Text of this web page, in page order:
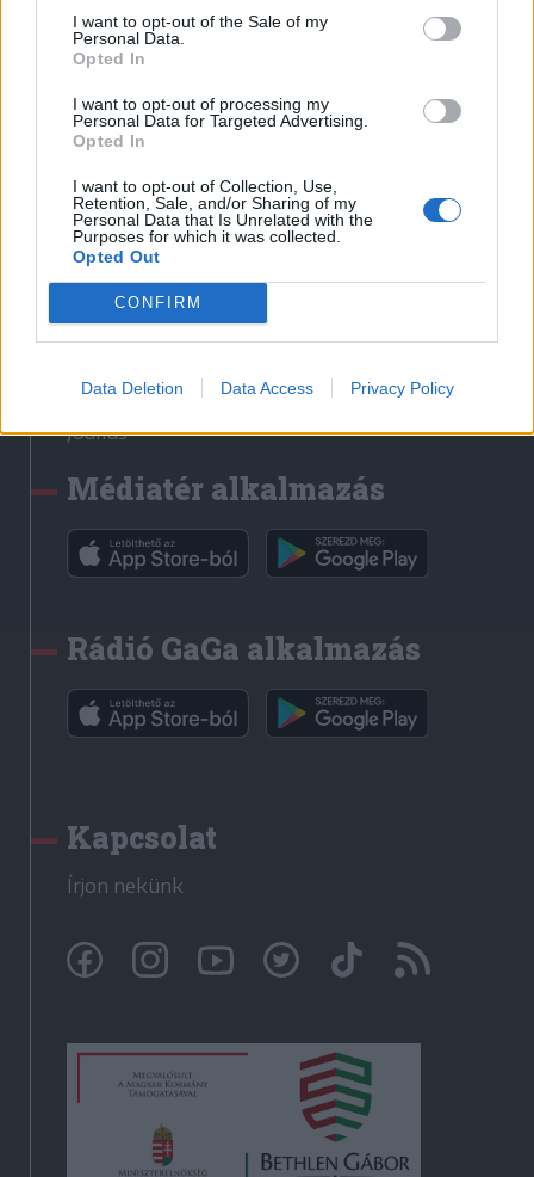
I want to opt-out of the Sale of my
Personal Data.
Opted In
I want to opt-out of processing my
Personal Data for Targeted Advertising.
Opted In
I want to opt-out of Collection, Use,
Retention, Sale, and/or Sharing of my
Personal Data that Is Unrelated with the
Purposes for which it was collected.
Opted Out
CONFIRM
Data Deletion Data Access Privacy Policy
Sütibeállítások
Médiatér
Liget
Krónika
Bihari Napló
Erdélyi Napló
Főtér
Rádió GaGa
Jóállás
Médiatér alkalmazás
Rádió GaGa alkalmazás
Kapcsolat
Írjon nekünk